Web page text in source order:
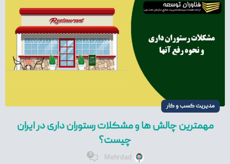
مدیریت کسب و کار
مهمترین چالش ها و مشکلات رستوران داری در ایران
چیست؟
Mehrdad
0